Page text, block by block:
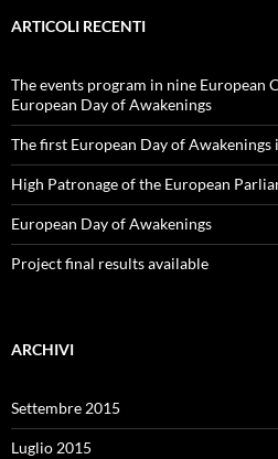
ARTICOLI RECENTI
The events program in nine European
European Day of Awakenings
The first European Day of Awakenings
High Patronage of the European
European Day of Awakenings
Project final results available
ARCHIVI
Settembre 2015
Luglio 2015